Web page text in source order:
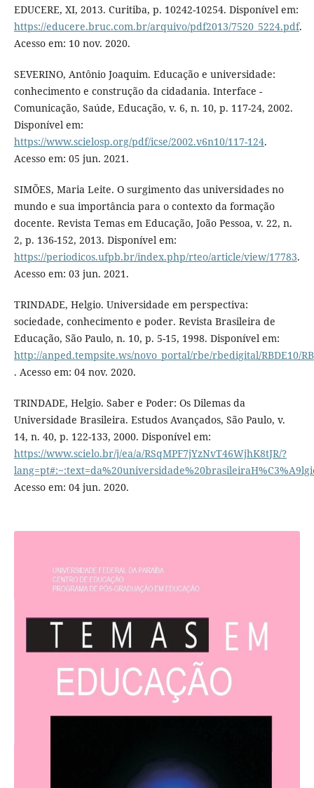
EDUCERE, XI, 2013. Curitiba, p. 10242-10254. Disponível em:
https://educere.bruc.com.br/arquivo/pdf2013/7520_5224.pdf.
Acesso em: 10 nov. 2020.
SEVERINO, Antônio Joaquim. Educação e universidade:
conhecimento e construção da cidadania. Interface -
Comunicação, Saúde, Educação, v. 6, n. 10, p. 117-24, 2002.
Disponível em:
https://www.scielosp.org/pdf/icse/2002.v6n10/117-124.
Acesso em: 05 jun. 2021.
SIMÕES, Maria Leite. O surgimento das universidades no
mundo e sua importância para o contexto da formação
docente. Revista Temas em Educação, João Pessoa, v. 22, n.
2, p. 136-152, 2013. Disponível em:
https://periodicos.ufpb.br/index.php/rteo/article/view/17783.
Acesso em: 03 jun. 2021.
TRINDADE, Helgio. Universidade em perspectiva:
sociedade, conhecimento e poder. Revista Brasileira de
Educação, São Paulo, n. 10, p. 5-15, 1998. Disponível em:
http://anped.tempsite.ws/novo_portal/rbe/rbedigital/RBDE10/
. Acesso em: 04 nov. 2020.
TRINDADE, Helgio. Saber e Poder: Os Dilemas da
Universidade Brasileira. Estudos Avançados, São Paulo, v.
14, n. 40, p. 122-133, 2000. Disponível em:
https://www.scielo.br/j/ea/a/RSqMPF7jYzNvT46WjhK8tJR/?
Acesso em: 04 jun. 2020.